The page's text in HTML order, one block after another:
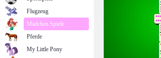
Flugzeug
Mädchen Spiele
Pferde
My Little Pony